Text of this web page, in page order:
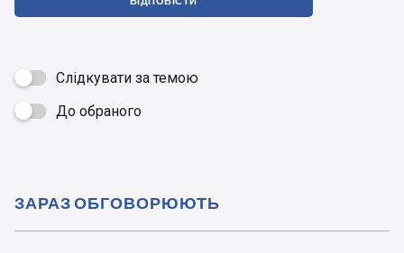
Слідкувати за темою
 До обраного
ЗАРАЗ ОБГОВОРЮЮТЬ